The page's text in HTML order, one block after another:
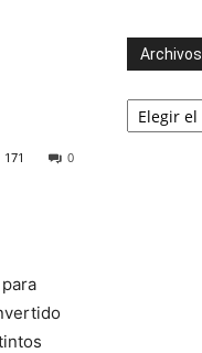
0
171
Archivos
Archivos